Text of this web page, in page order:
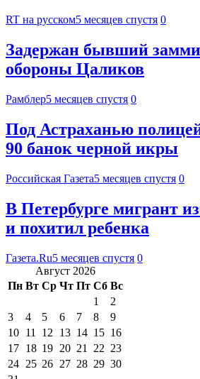
RT на русском5 месяцев спустя 0
Задержан бывший
обороны Цаликов
Рамблер5 месяцев спустя 0
Под Астраханью
90 банок черной икры
Российская Газета5 месяцев спустя 0
В Петербурге мигрант
и похитил ребенка
Газета.Ru5 месяцев спустя 0
Август 2026
Пн Вт Ср Чт Пт Сб Вс
1
2
3
4 5 6 7 8
9
10 11 12 13 14 15 16
17 18 19 20 21 22 23
24 25 26 27 28 29 30